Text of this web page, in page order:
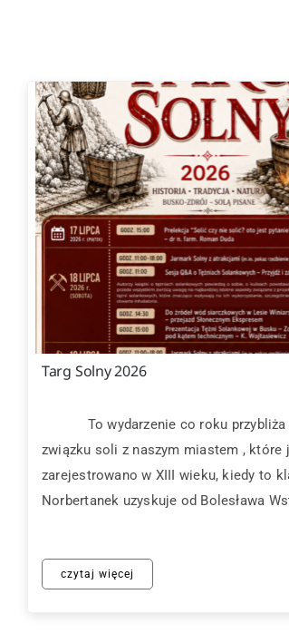
Targ Solny 2026
To wydarzenie co roku przybliża
związku soli z naszym miastem , które
zarejestrowano w XIII wieku, kiedy to
Norbertanek uzyskuje od Bolesława
czytaj więcej